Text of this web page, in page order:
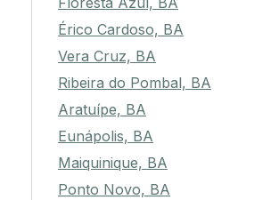
Érico Cardoso, BA
Vera Cruz, BA
Ribeira do Pombal, BA
Aratuípe, BA
Eunápolis, BA
Maiquinique, BA
Ponto Novo, BA